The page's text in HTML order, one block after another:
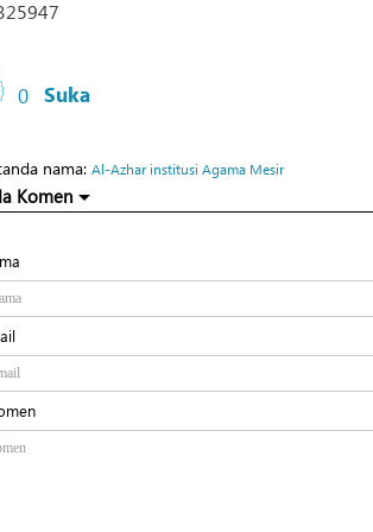
0 Suka
nama: Al-Azhar institusi Agama Mesir
Komen